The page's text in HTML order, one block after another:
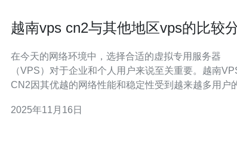
越南vps cn2与其他地区vps的比较
在今天的网络环境中，选择合适的虚拟专用服务器
（VPS）对于企业和个人用户来说至关重要。越南
CN2因其优越的网络性能和稳定性受到越来越多用户
能，帮助您做出明智的选择。 1. 越南VPS CN2的特点 越
2025年11月16日